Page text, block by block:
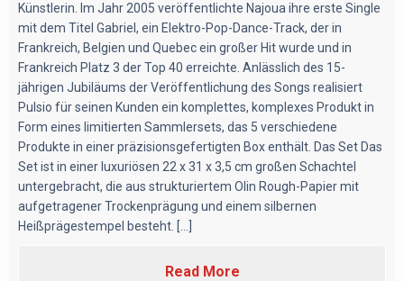
Künstlerin. Im Jahr 2005 veröffentlichte Najoua ihre erste Single
mit dem Titel Gabriel, ein Elektro-Pop-Dance-Track, der in
Frankreich, Belgien und Quebec ein großer Hit wurde und in
Frankreich Platz 3 der Top 40 erreichte. Anlässlich des 15-
jährigen Jubiläums der Veröffentlichung des Songs realisiert
Pulsio für seinen Kunden ein komplettes, komplexes Produkt in
Form eines limitierten Sammlersets, das 5 verschiedene
Produkte in einer präzisionsgefertigten Box enthält. Das Set Das
Set ist in einer luxuriösen 22 x 31 x 3,5 cm großen Schachtel
untergebracht, die aus strukturiertem Olin Rough-Papier mit
aufgetragener Trockenprägung und einem silbernen
Heißprägestempel besteht. [...]
Read More